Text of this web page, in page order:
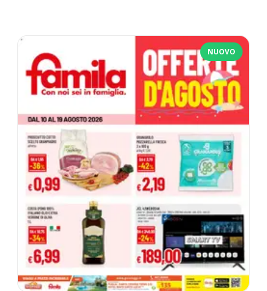
NUOVO